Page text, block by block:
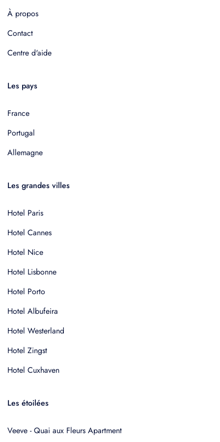
À propos
Contact
Centre d'aide
Les pays
France
Portugal
Allemagne
Les grandes villes
Hotel Paris
Hotel Cannes
Hotel Nice
Hotel Lisbonne
Hotel Porto
Hotel Albufeira
Hotel Westerland
Hotel Zingst
Hotel Cuxhaven
Les étoilées
Veeve - Quai aux Fleurs Apartment